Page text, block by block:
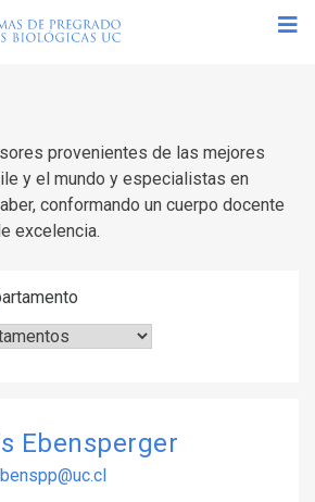
provenientes de las mejores
y el mundo y especialistas en
conformando un cuerpo docente
excelencia.
Ebensperger